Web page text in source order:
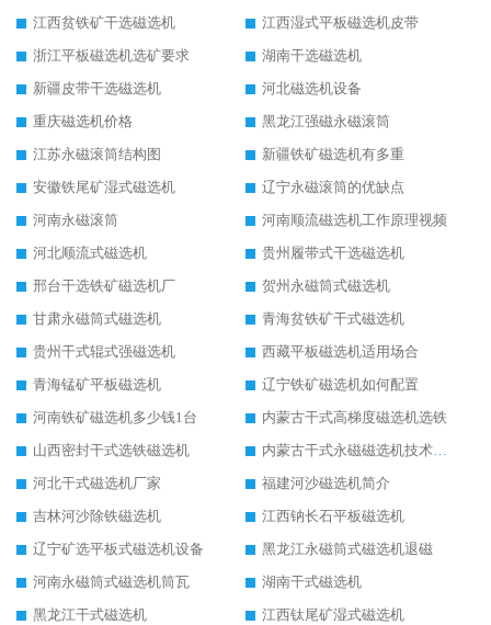
江西贫铁矿干选磁选机
江西湿式平板磁选机皮带
浙江平板磁选机选矿要求
湖南干选磁选机
新疆皮带干选磁选机
河北磁选机设备
重庆磁选机价格
黑龙江强磁永磁滚筒
江苏永磁滚筒结构图
新疆铁矿磁选机有多重
安徽铁尾矿湿式磁选机
辽宁永磁滚筒的优缺点
河南永磁滚筒
河南顺流磁选机工作原理视频
河北顺流式磁选机
贵州履带式干选磁选机
邢台干选铁矿磁选机厂
贺州永磁筒式磁选机
甘肃永磁筒式磁选机
青海贫铁矿干式磁选机
贵州干式辊式强磁选机
西藏平板磁选机适用场合
青海锰矿平板磁选机
辽宁铁矿磁选机如何配置
河南铁矿磁选机多少钱1台
内蒙古干式高梯度磁选机选铁
山西密封干式选铁磁选机
内蒙古干式永磁磁选机技术要求
河北干式磁选机厂家
福建河沙磁选机简介
吉林河沙除铁磁选机
江西钠长石平板磁选机
辽宁矿选平板式磁选机设备
黑龙江永磁筒式磁选机退磁
河南永磁筒式磁选机筒瓦
湖南干式磁选机
黑龙江干式磁选机
江西钛尾矿湿式磁选机